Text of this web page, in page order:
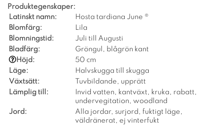
Produktegenskaper:
Latinskt namn:
Hosta tardiana June ®
Blomfärg:
Lila
Blomningstid:
Juli till Augusti
Bladfärg:
Gröngul, blågrön kant
Höjd:
50 cm
Läge:
Halvskugga till skugga
Växtsätt:
Tuvbildande, upprätt
Lämplig till:
Invid vatten, kantväxt, kruka, rabatt,
undervegitation, woodland
Jord:
Alla jordar, surjord, fuktigt läge,
väldränerat, ej vinterfukt